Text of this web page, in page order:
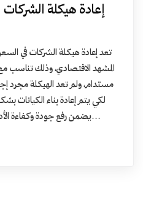
إعادة هيكلة
تعد إعادة هيكلة الشركات في
مستدام، ولم تعد الهيكلة مجرد
لكي يتم إعادة بناء الكيانات
يضمن رفع جودة وكفاءة الأداء وتعظيم القيمة السوقية. وفي…